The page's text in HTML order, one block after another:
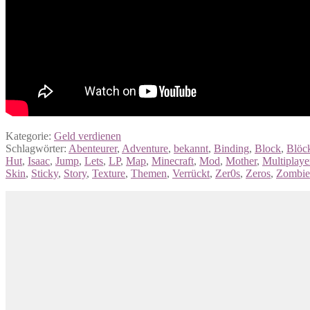
Kategorie: Geld verdienen
Schlagwörter: Abenteurer, Adventure, bekannt, Binding, Block,
Hut, Isaac, Jump, Lets, LP, Map, Minecraft, Mod, Mother,
Skin, Sticky, Story, Texture, Themen, Verrückt, Zer0s, Zeros, Zombie